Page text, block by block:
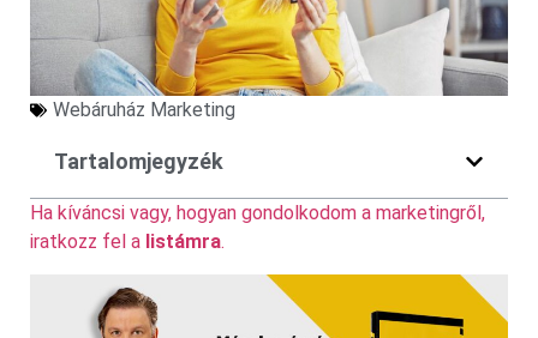
Webáruház Marketing
Tartalomjegyzék
Ha kíváncsi vagy, hogyan gondolkodom a marketingről,
iratkozz fel a listámra.